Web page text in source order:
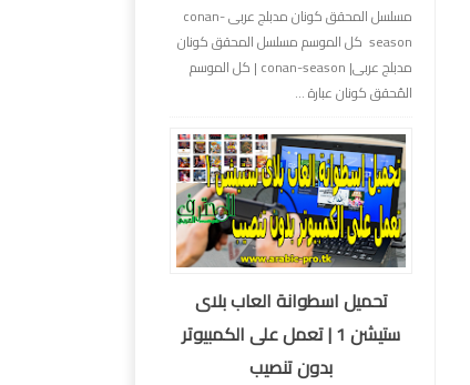
مسلسل المحقق كونان مدبلج عربى conan-
season كل الموسم مسلسل المحقق كونان
مدبلج عربى| conan-season | كل الموسم
المُحقق كونان عبارة ...
تحميل اسطوانة العاب بلاى
ستيشن 1 | تعمل على الكمبيوتر
بدون تنصيب